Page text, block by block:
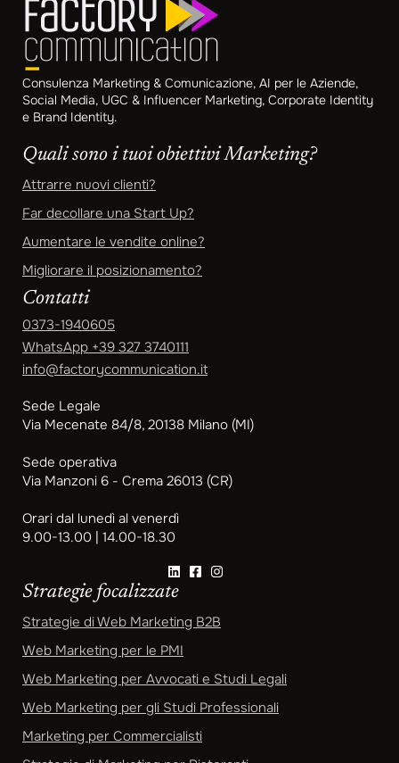
Consulenza Marketing & Comunicazione, AI per le Aziende,
Social Media, UGC & Influencer Marketing, Corporate Identity
e Brand Identity.
Quali sono i tuoi obiettivi Marketing?
Attrarre nuovi clienti?
Far decollare una Start Up?
Aumentare le vendite online?
Migliorare il posizionamento?
Contatti
0373-1940605
WhatsApp +39 327 3740111
info@factorycommunication.it
Sede Legale
Via Mecenate 84/8, 20138 Milano (MI)
Sede operativa
Via Manzoni 6 - Crema 26013 (CR)
Orari dal lunedì al venerdì
9.00-13.00 | 14.00-18.30
Strategie focalizzate
Strategie di Web Marketing B2B
Web Marketing per le PMI
Web Marketing per Avvocati e Studi Legali
Web Marketing per gli Studi Professionali
Marketing per Commercialisti